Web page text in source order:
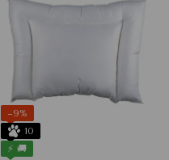
−9%
10
⚡ 🚚